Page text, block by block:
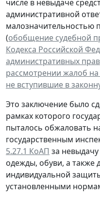
числе в невыдаче
административной
малозначительностью
(обобщение судебной
Кодекса Российской
административных
рассмотрении жалоб
не вступившие в
Это заключение было
рамках которого
пыталось обжаловать
государственным
5.27.1 КоАП за
одежды, обуви, а также
индивидуальной
установленными